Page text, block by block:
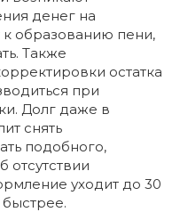
денег на
образованию пени,
Также
остатка
при
Долг даже в
снять
подобного,
отсутствии
уходит до 30